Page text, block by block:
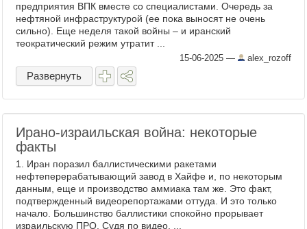
предприятия ВПК вместе со специалистами. Очередь за
нефтяной инфраструктурой (ее пока выносят не очень
сильно). Еще неделя такой войны – и иранский
теократический режим утратит ...
15-06-2025 — alex_rozoff
Развернуть
Ирано-израильская война: некоторые
факты
1. Иран поразил баллистическими ракетами
нефтеперерабатывающий завод в Хайфе и, по некоторым
данным, еще и производство аммиака там же. Это факт,
подтвержденный видеорепортажами оттуда. И это только
начало. Большинство баллистики спокойно прорывает
израильскую ПРО. Судя по видео, ...